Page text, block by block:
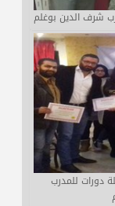
شرف الدين بوغلم
دورات للمدرب